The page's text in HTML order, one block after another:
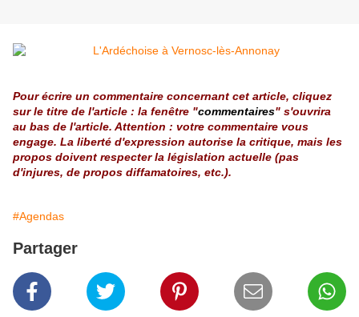
Pour écrire un commentaire concernant cet article, cliquez
sur le titre de l'article : la fenêtre "commentaires" s'ouvrira
au bas de l'article. Attention : votre commentaire vous
engage. La liberté d'expression autorise la critique, mais les
propos doivent respecter la législation actuelle (pas
d'injures, de propos diffamatoires, etc.).
#Agendas
Partager